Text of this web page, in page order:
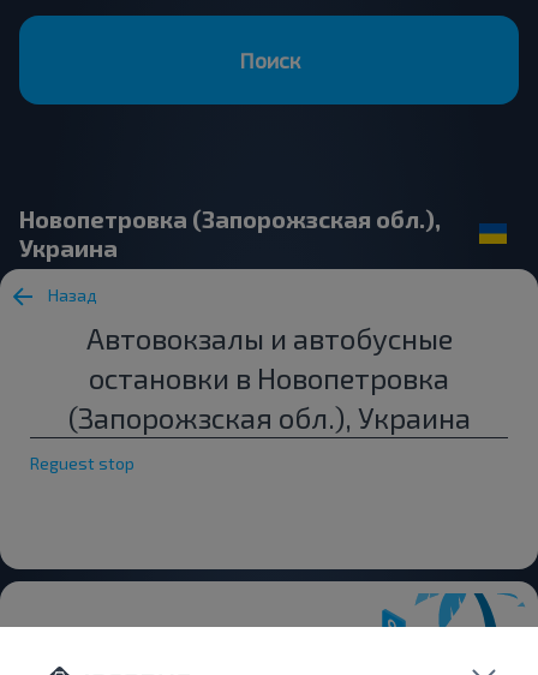
Поиск
Новопетровка (Запорожзская обл.),
Украина
Назад
Автовокзалы и автобусные
остановки в Новопетровка
(Запорожзская обл.), Украина
Reguest stop